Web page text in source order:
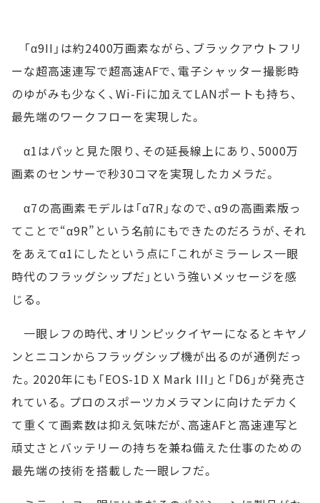
「α9II」は約2400万画素ながら、ブラックアウトフリ
ーな超高速連写で超高速AFで、電子シャッター撮影時
のゆがみも少なく、Wi-Fiに加えてLANポートも持ち、
最先端のワークフローを実現した。
α1はパッと見た限り、その延長線上にあり、5000万
画素のセンサーで秒30コマを実現したカメラだ。
α7の高画素モデルは「α7R」なので、α9の高画素版っ
てことで“α9R”という名前にもできたのだろうが、それ
をあえてα1にしたという点に「これがミラーレス一眼
時代のフラッグシップだ」という強いメッセージを感
じる。
一眼レフの時代、オリンピックイヤーになるとキヤノ
ンとニコンからフラッグシップ機が出るのが通例だっ
た。2020年にも「EOS-1D X Mark III」と「D6」が発売さ
れている。プロのスポーツカメラマンに向けたデカく
て重くて画素数は抑え気味だが、高速AFと高速連写と
頑丈さとバッテリーの持ちを兼ね備えた仕事のための
最先端の技術を搭載した一眼レフだ。